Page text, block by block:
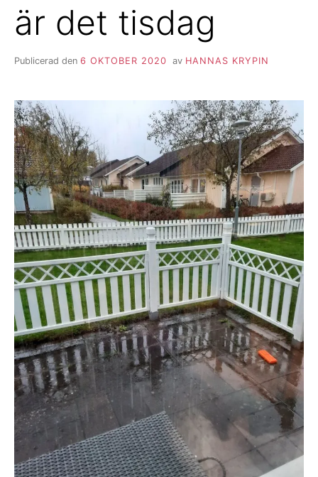
är det tisdag
Publicerad den 6 OKTOBER 2020 av HANNAS KRYPIN